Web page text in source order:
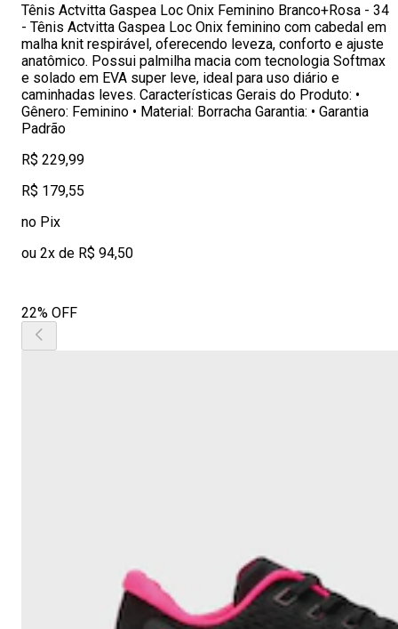
Tênis Actvitta Gaspea Loc Onix Feminino Branco+Rosa - 34
- Tênis Actvitta Gaspea Loc Onix feminino com cabedal em
malha knit respirável, oferecendo leveza, conforto e ajuste
anatômico. Possui palmilha macia com tecnologia Softmax
e solado em EVA super leve, ideal para uso diário e
caminhadas leves. Características Gerais do Produto: •
Gênero: Feminino • Material: Borracha Garantia: • Garantia
Padrão
R$ 229,99
R$ 179,55
no Pix
ou 2x de R$ 94,50
22% OFF